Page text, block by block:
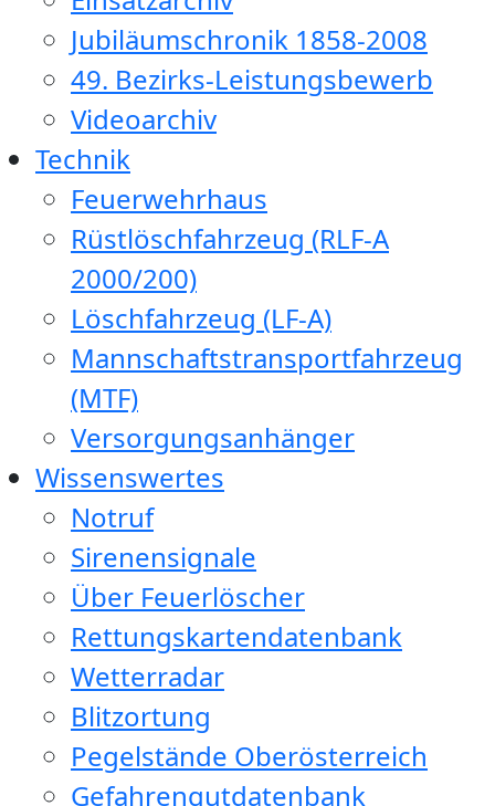
Jubiläumschronik 1858-2008
49. Bezirks-Leistungsbewerb
Videoarchiv
Technik
Feuerwehrhaus
Rüstlöschfahrzeug (RLF-A
2000/200)
Löschfahrzeug (LF-A)
Mannschaftstransportfahrzeug
(MTF)
Versorgungsanhänger
Wissenswertes
Notruf
Sirenensignale
Über Feuerlöscher
Rettungskartendatenbank
Wetterradar
Blitzortung
Pegelstände Oberösterreich
Gefahrengutdatenbank